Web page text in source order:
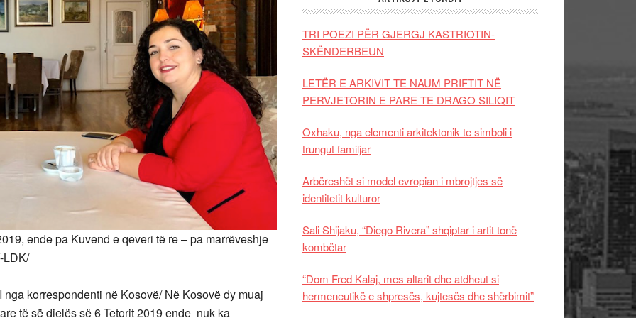
ende pa Kuvend e qeveri të re – pa marrëveshje
LDK/
korrespondenti në Kosovë/ Në Kosovë dy muaj
të së dielës së 6 Tetorit 2019 ende nuk ka
TRI POEZI PËR GJERGJ KASTRIOTIN-
SKËNDERBEUN
LETËR E ARKIVIT TE NAUM PRIFTIT NË
PERVJETORIN E PARE TE DRAGO SILIQIT
Oxhaku, nga elementi arkitektonik te simboli i
trungut familjar
Arbëreshët si model evropian i mbrojtjes së
identitetit kulturor
Sali Shijaku, “Diego Rivera” shqiptar i artit tonë
kombëtar
“Dom Fred Kalaj, mes altarit dhe atdheut si
hermeneutikë e shpresës, kujtesës dhe shërbimit”